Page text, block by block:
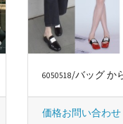
6050518/バッグ から ジバンシー/
価格お問い合わせ